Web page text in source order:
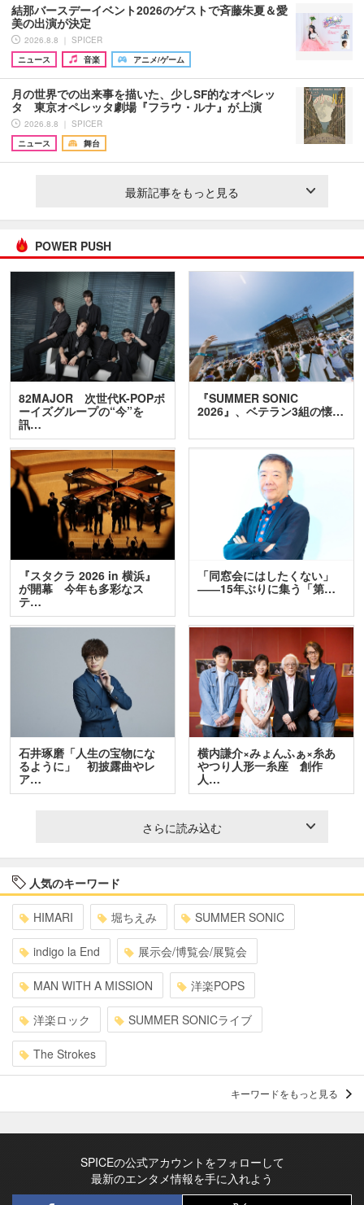
結那バースデーイベント2026のゲストで斉藤朱夏＆愛
美の出演が決定
2026.8.8 ｜ SPICER
ニュース
音楽 アニメ/ゲーム
月の世界での出来事を描いた、少しSF的なオペレッ
タ 東京オペレッタ劇場『フラウ・ルナ』が上演
2026.8.8 ｜ SPICER
ニュース
舞台
最新記事をもっと見る
POWER PUSH
82MAJOR 次世代K-POPボ
ーイズグループの“今”を
訊…
『SUMMER SONIC
2026』、ベテラン3組の懐…
『スタクラ 2026 in 横浜』
が開幕 今年も多彩なス
テ…
「同窓会にはしたくない」
――15年ぶりに集う「第…
石井琢磨「人生の宝物にな
るように」 初披露曲やレ
ア…
横内謙介×みょんふぁ×糸あ
やつり人形一糸座 創作
人…
さらに読み込む
人気のキーワード
HIMARI 堀ちえみ SUMMER SONIC
indigo la End 展示会/博覧会/展覧会
MAN WITH A MISSION 洋楽POPS
洋楽ロック SUMMER SONICライブ
The Strokes
キーワードをもっと見る
SPICEの公式アカウントをフォローして
最新のエンタメ情報を手に入れよう